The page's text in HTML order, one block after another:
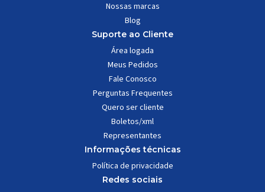
Nossas marcas
Blog
Suporte ao Cliente
Área logada
Meus Pedidos
Fale Conosco
Perguntas Frequentes
Quero ser cliente
Boletos/xml
Representantes
Informações técnicas
Política de privacidade
Redes sociais